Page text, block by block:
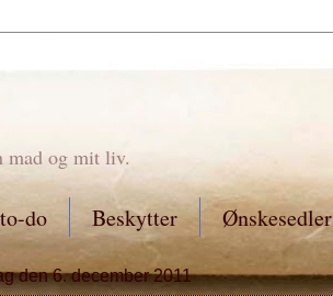
mad og mit liv.
do Beskytter Ønskesedler
den 6. december 2011